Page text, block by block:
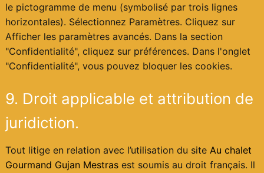
le pictogramme de menu (symbolisé par trois lignes
horizontales). Sélectionnez Paramètres. Cliquez sur
Afficher les paramètres avancés. Dans la section
"Confidentialité", cliquez sur préférences. Dans l'onglet
"Confidentialité", vous pouvez bloquer les cookies.
9. Droit applicable et attribution de
juridiction.
Tout litige en relation avec l’utilisation du site Au chalet
Gourmand Gujan Mestras est soumis au droit français. Il